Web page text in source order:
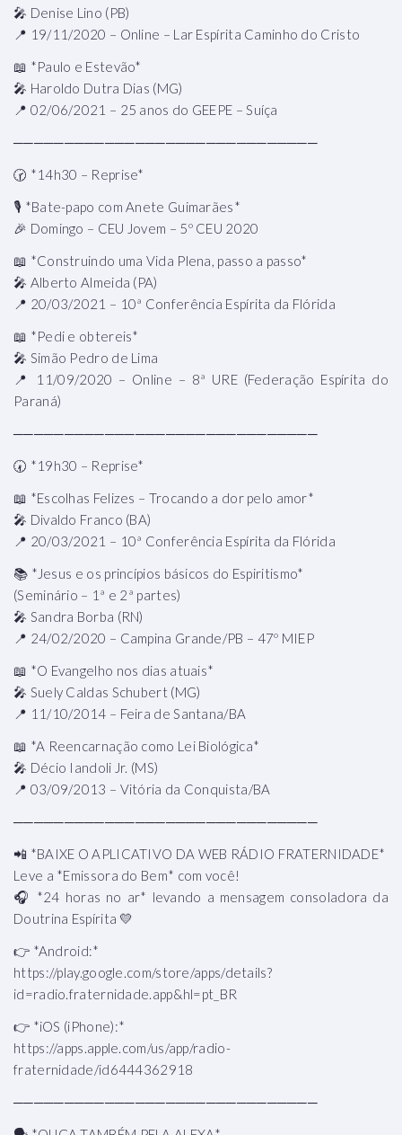
🎤 Denise Lino (PB)
📍 19/11/2020 – Online – Lar Espírita Caminho do Cristo
📖 *Paulo e Estevão*
🎤 Haroldo Dutra Dias (MG)
📍 02/06/2021 – 25 anos do GEEPE – Suíça
──────────────────────────────
🕝 *14h30 – Reprise*
🎙 *Bate-papo com Anete Guimarães*
🎉 Domingo – CEU Jovem – 5º CEU 2020
📖 *Construindo uma Vida Plena, passo a passo*
🎤 Alberto Almeida (PA)
📍 20/03/2021 – 10ª Conferência Espírita da Flórida
📖 *Pedi e obtereis*
🎤 Simão Pedro de Lima
📍 11/09/2020 – Online – 8ª URE (Federação Espírita do
Paraná)
──────────────────────────────
🕢 *19h30 – Reprise*
📖 *Escolhas Felizes – Trocando a dor pelo amor*
🎤 Divaldo Franco (BA)
📍 20/03/2021 – 10ª Conferência Espírita da Flórida
📚 *Jesus e os princípios básicos do Espiritismo*
(Seminário – 1ª e 2ª partes)
🎤 Sandra Borba (RN)
📍 24/02/2020 – Campina Grande/PB – 47º MIEP
📖 *O Evangelho nos dias atuais*
🎤 Suely Caldas Schubert (MG)
📍 11/10/2014 – Feira de Santana/BA
📖 *A Reencarnação como Lei Biológica*
🎤 Décio Iandoli Jr. (MS)
📍 03/09/2013 – Vitória da Conquista/BA
──────────────────────────────
📲 *BAIXE O APLICATIVO DA WEB RÁDIO FRATERNIDADE*
Leve a *Emissora do Bem* com você!
🎧 *24 horas no ar* levando a mensagem consoladora da
Doutrina Espírita 💛
👉 *Android:*
https://play.google.com/store/apps/details?
id=radio.fraternidade.app&hl=pt_BR
👉 *iOS (iPhone):*
https://apps.apple.com/us/app/radio-
fraternidade/id6444362918
──────────────────────────────